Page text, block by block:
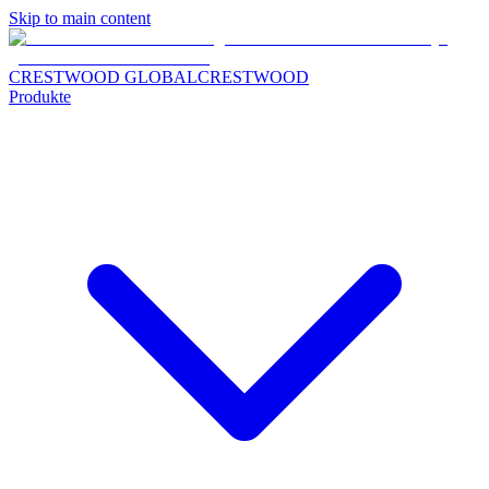
Skip to main content
CRESTWOOD GLOBALCRESTWOOD
Produkte